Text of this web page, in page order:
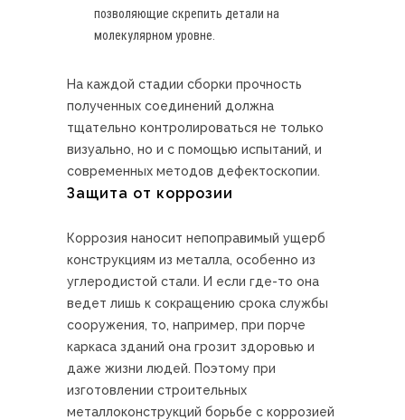
позволяющие скрепить детали на
молекулярном уровне.
На каждой стадии сборки прочность
полученных соединений должна
тщательно контролироваться не только
визуально, но и с помощью испытаний, и
современных методов дефектоскопии.
Защита от коррозии
Коррозия наносит непоправимый ущерб
конструкциям из металла, особенно из
углеродистой стали. И если где-то она
ведет лишь к сокращению срока службы
сооружения, то, например, при порче
каркаса зданий она грозит здоровью и
даже жизни людей. Поэтому при
изготовлении строительных
металлоконструкций борьбе с коррозией